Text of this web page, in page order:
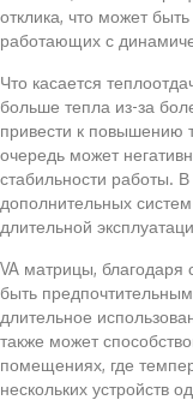
отклика, что может
работающих с
Что касается
больше тепла из-за
привести к повышению
очередь может
стабильности работы.
дополнительных
длительной
VA матрицы, благодаря
быть
длительное
также может
помещениях, где
нескольких устройств